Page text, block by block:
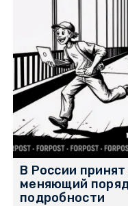
В России
меняющий
подробности